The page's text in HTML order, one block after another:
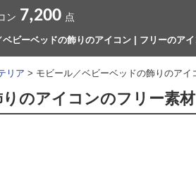
ン 7,200 点
ベビーベッドの飾りのアイコン | フリーのア
リア > モビール／ベビーベッドの飾りのアイ
のアイコンのフリー素